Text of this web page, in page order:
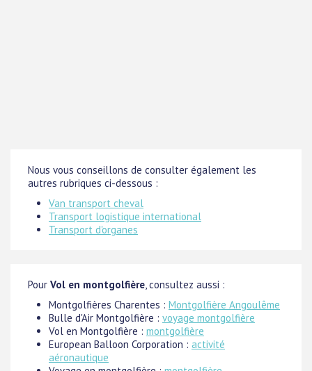
Nous vous conseillons de consulter également les
autres rubriques ci-dessous :
Van transport cheval
Transport logistique international
Transport d'organes
Pour Vol en montgolfière, consultez aussi :
Montgolfières Charentes : Montgolfière Angoulême
Bulle d'Air Montgolfière : voyage montgolfière
Vol en Montgolfière : montgolfière
European Balloon Corporation : activité
aéronautique